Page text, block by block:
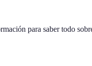
para saber todo